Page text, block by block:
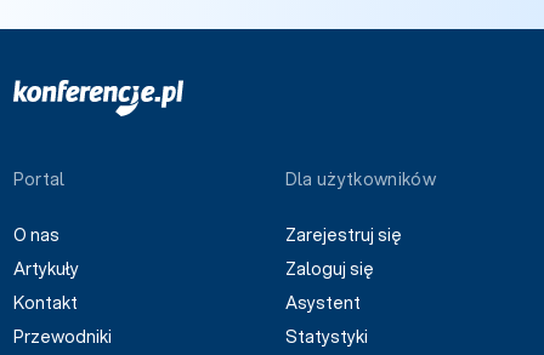
Portal
O nas
Artykuły
Kontakt
Przewodniki
Dla użytkowników
Zarejestruj się
Zaloguj się
Asystent
Statystyki